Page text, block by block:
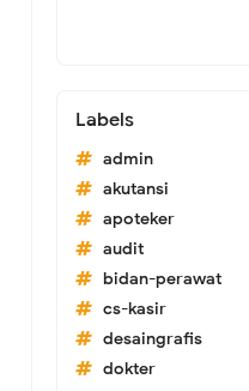
Labels
admin
akutansi
apoteker
audit
bidan-perawat
cs-kasir
desaingrafis
dokter